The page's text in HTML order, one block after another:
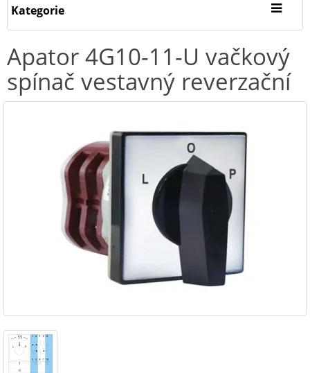
Kategorie
Apator 4G10-11-U vačkový
spínač vestavný reverzační